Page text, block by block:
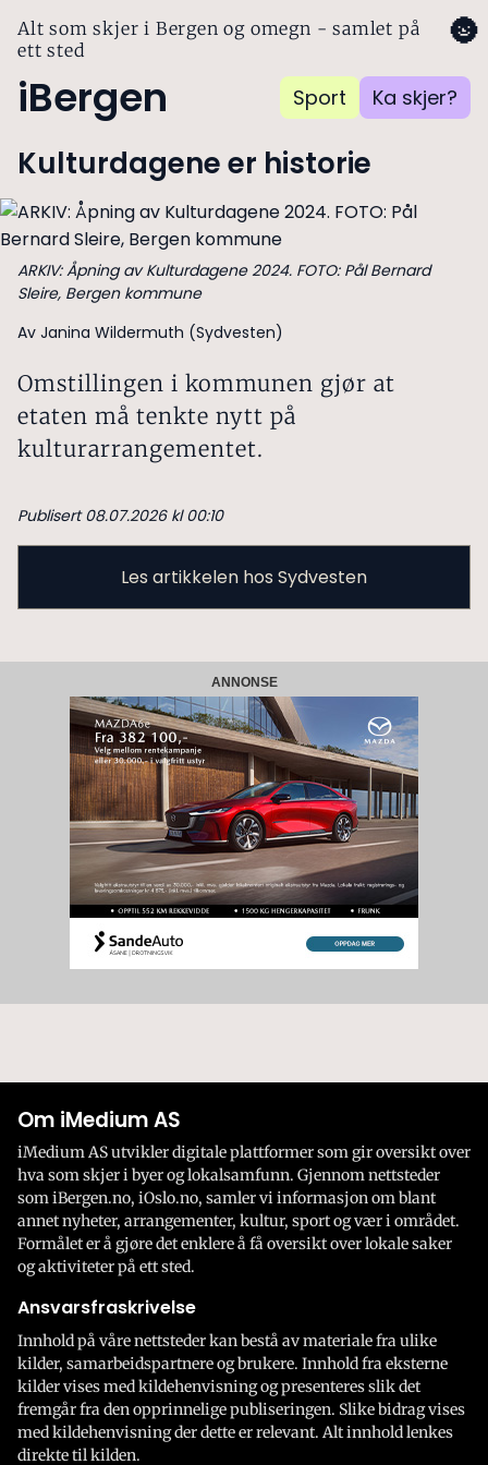
Alt som skjer i Bergen og omegn - samlet på
ett sted
iBergen Sport Ka skjer?
🌚
Kulturdagene er historie
ARKIV: Åpning av Kulturdagene 2024. FOTO: Pål Bernard
Sleire, Bergen kommune
Av Janina Wildermuth (Sydvesten)
Omstillingen i kommunen gjør at
etaten må tenkte nytt på
kulturarrangementet.
Publisert 08.07.2026 kl 00:10
Les artikkelen hos Sydvesten
ANNONSE
Om iMedium AS
iMedium AS utvikler digitale plattformer som gir oversikt over
hva som skjer i byer og lokalsamfunn. Gjennom nettsteder
som iBergen.no, iOslo.no, samler vi informasjon om blant
annet nyheter, arrangementer, kultur, sport og vær i området.
Formålet er å gjøre det enklere å få oversikt over lokale saker
og aktiviteter på ett sted.
Ansvarsfraskrivelse
Innhold på våre nettsteder kan bestå av materiale fra ulike
kilder, samarbeidspartnere og brukere. Innhold fra eksterne
kilder vises med kildehenvisning og presenteres slik det
fremgår fra den opprinnelige publiseringen. Slike bidrag vises
med kildehenvisning der dette er relevant. Alt innhold lenkes
direkte til kilden.